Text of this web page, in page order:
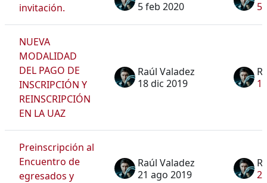
invitación.
5 feb 2020
5
NUEVA
MODALIDAD
DEL PAGO DE
INSCRIPCIÓN Y
REINSCRIPCIÓN
EN LA UAZ
Raúl Valadez
18 dic 2019
Preinscripción al
Encuentro de
egresados y
Raúl Valadez
21 ago 2019